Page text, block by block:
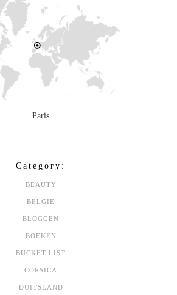
Paris
Category:
BEAUTY
BELGIË
BLOGGEN
BOEKEN
BUCKET LIST
CORSICA
DUITSLAND